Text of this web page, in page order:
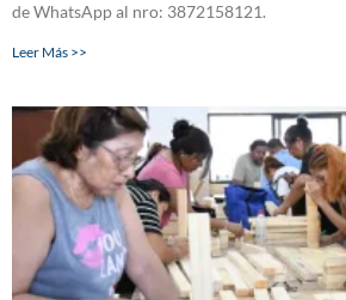
de WhatsApp al nro: 3872158121.
Leer Más >>